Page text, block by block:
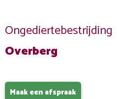
Ongediertebestrijding
Overberg
Maak een afspraak